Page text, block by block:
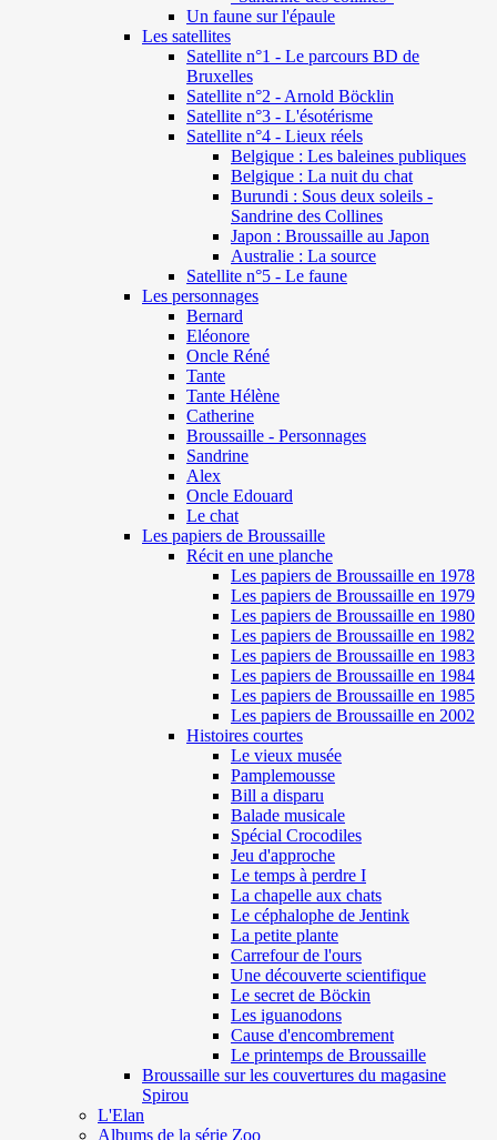
Un faune sur l'épaule
Les satellites
Satellite n°1 - Le parcours BD de
Bruxelles
Satellite n°2 - Arnold Böcklin
Satellite n°3 - L'ésotérisme
Satellite n°4 - Lieux réels
Belgique : Les baleines publiques
Belgique : La nuit du chat
Burundi : Sous deux soleils -
Sandrine des Collines
Japon : Broussaille au Japon
Australie : La source
Satellite n°5 - Le faune
Les personnages
Bernard
Eléonore
Oncle Réné
Tante
Tante Hélène
Catherine
Broussaille - Personnages
Sandrine
Alex
Oncle Edouard
Le chat
Les papiers de Broussaille
Récit en une planche
Les papiers de Broussaille en 1978
Les papiers de Broussaille en 1979
Les papiers de Broussaille en 1980
Les papiers de Broussaille en 1982
Les papiers de Broussaille en 1983
Les papiers de Broussaille en 1984
Les papiers de Broussaille en 1985
Les papiers de Broussaille en 2002
Histoires courtes
Le vieux musée
Pamplemousse
Bill a disparu
Balade musicale
Spécial Crocodiles
Jeu d'approche
Le temps à perdre I
La chapelle aux chats
Le céphalophe de Jentink
La petite plante
Carrefour de l'ours
Une découverte scientifique
Le secret de Böckin
Les iguanodons
Cause d'encombrement
Le printemps de Broussaille
Broussaille sur les couvertures du magasine
Spirou
L'Elan
Albums de la série Zoo